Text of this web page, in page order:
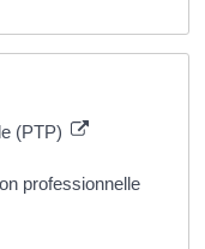
(PTP)
professionnelle